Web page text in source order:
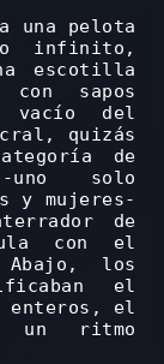
una pelota
infinito,
escotilla
con sapos
vacío del
quizás
de
solo
y mujeres-
de
con el
Abajo, los
el
enteros, el
un ritmo